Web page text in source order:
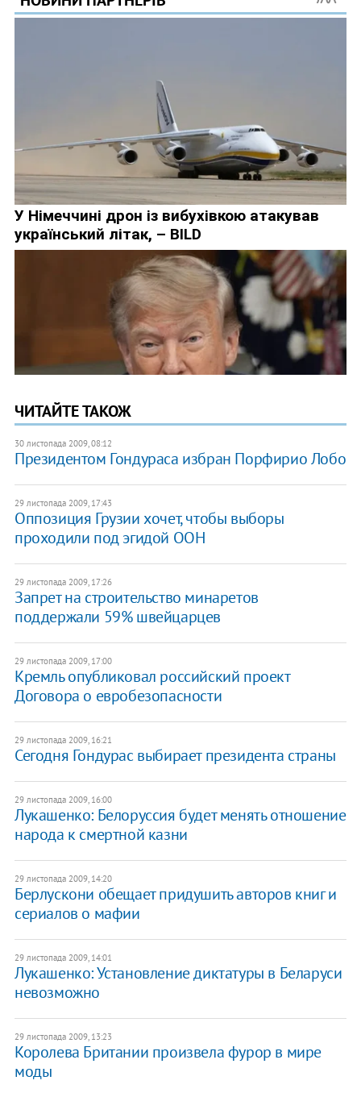
ЧИТАЙТЕ ТАКОЖ
30 листопада 2009, 08:12
Президентом Гондураса избран Порфирио Лобо
29 листопада 2009, 17:43
Оппозиция Грузии хочет, чтобы выборы
проходили под эгидой ООН
29 листопада 2009, 17:26
Запрет на строительство минаретов
поддержали 59% швейцарцев
29 листопада 2009, 17:00
Кремль опубликовал российский проект
Договора о eвробезопасности
29 листопада 2009, 16:21
Сегодня Гондурас выбирает президента страны
29 листопада 2009, 16:00
Лукашенко: Белоруссия будет менять отношение
народа к смертной казни
29 листопада 2009, 14:20
Берлускони обещает придушить авторов книг и
сериалов о мафии
29 листопада 2009, 14:01
Лукашенко: Установление диктатуры в Беларуси
невозможно
29 листопада 2009, 13:23
Королева Британии произвела фурор в мире
моды